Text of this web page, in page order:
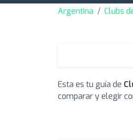
Argentina Clubs
Esta es tu guía de
comparar y elegir